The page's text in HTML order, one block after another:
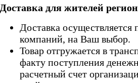
Доставка для жителей
Доставка
компаний, на Ваш выбор.
Товар отгружается в
факту поступления
расчетный счет